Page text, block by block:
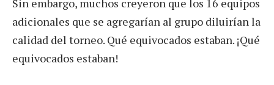
Sin embargo, muchos creyeron que los 16 equipos
adicionales que se agregarían al grupo diluirían la
calidad del torneo. Qué equivocados estaban. ¡Qué
equivocados estaban!